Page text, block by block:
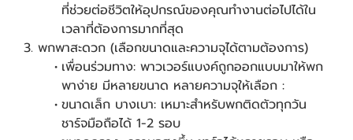
ที่ช่วยต่อชีวิตให้อุปกรณ์ของคุณทำงานต่อไปได้ใน
เวลาที่ต้องการมากที่สุด
3. พกพาสะดวก (เลือกขนาดและความจุได้ตามต้องการ)
เพื่อนร่วมทาง: พาวเวอร์แบงค์ถูกออกแบบมาให้พก
พาง่าย มีหลายขนาด หลายความจุให้เลือก :
ขนาดเล็ก บางเบา: เหมาะสำหรับพกติดตัวทุกวัน
ชาร์จมือถือได้ 1-2 รอบ